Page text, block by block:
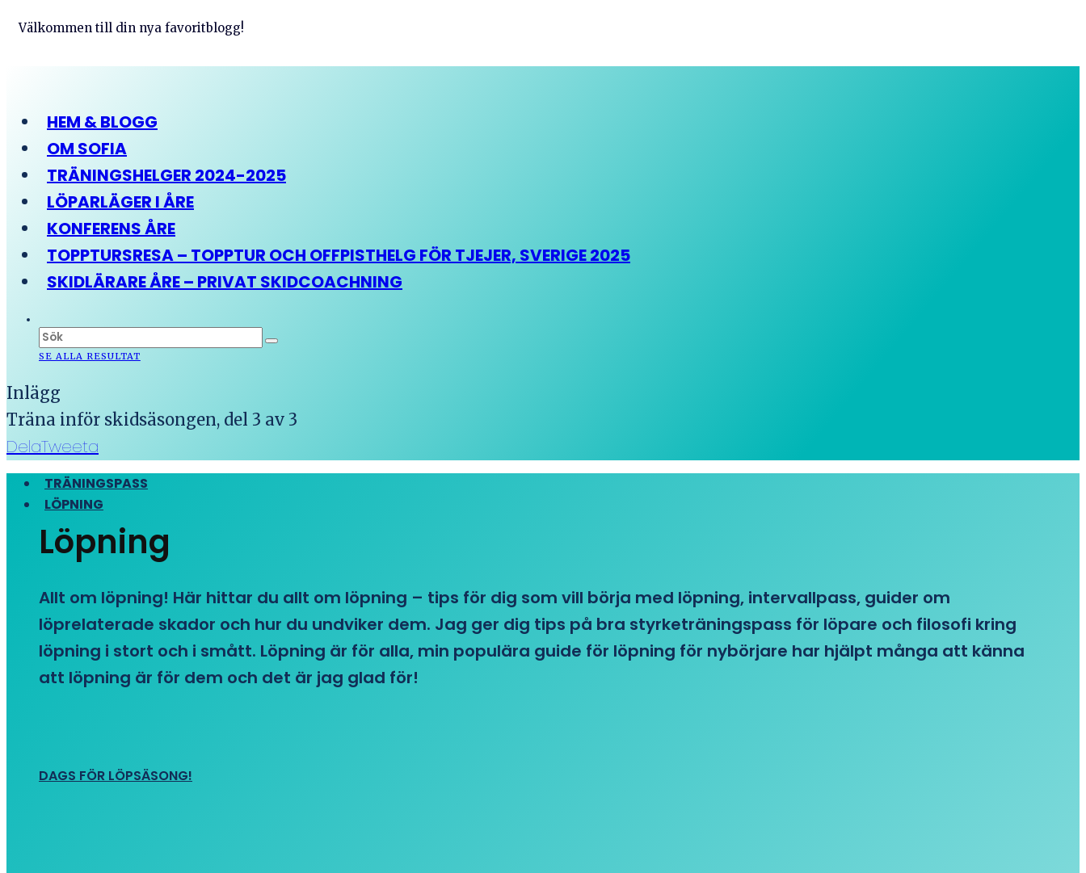
Välkommen till din nya favoritblogg!
HEM & BLOGG
OM SOFIA
TRÄNINGSHELGER 2024-2025
LÖPARLÄGER I ÅRE
KONFERENS ÅRE
TOPPTURSRESA – TOPPTUR OCH OFFPISTHELG FÖR TJEJER, SVERIGE 2025
SKIDLÄRARE ÅRE – PRIVAT SKIDCOACHNING
SE ALLA RESULTAT
Inlägg
Träna inför skidsäsongen, del 3 av 3
DelaTweeta
TRÄNINGSPASS
LÖPNING
Löpning
Allt om löpning! Här hittar du allt om löpning – tips för dig som vill börja med löpning, intervallpass, guider om
löprelaterade skador och hur du undviker dem. Jag ger dig tips på bra styrketräningspass för löpare och filosofi kring
löpning i stort och i smått. Löpning är för alla, min populära guide för löpning för nybörjare har hjälpt många att känna
att löpning är för dem och det är jag glad för!
DAGS FÖR LÖPSÄSONG!